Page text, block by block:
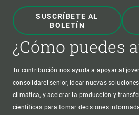
SUSCRÍBETE AL
BOLETÍN
¿Cómo puedes
Tu contribución nos ayuda a apoyar al
consolidarel senior, idear nuevas
climática, y acelerar la producción y
científicas para tomar decisiones